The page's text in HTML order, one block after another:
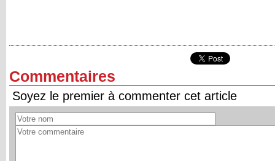
Commentaires
Soyez le premier à commenter cet article